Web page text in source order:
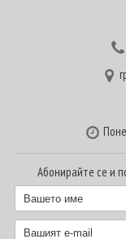
Абонирайте се и